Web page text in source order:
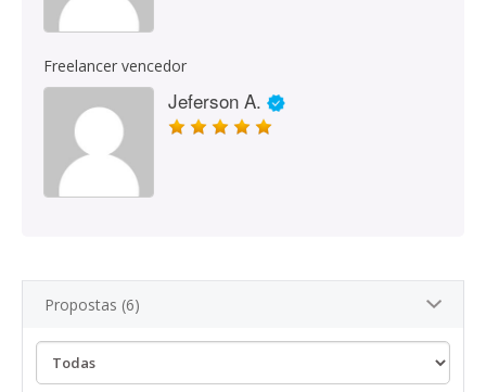
Freelancer vencedor
Jeferson A.
Propostas (6)